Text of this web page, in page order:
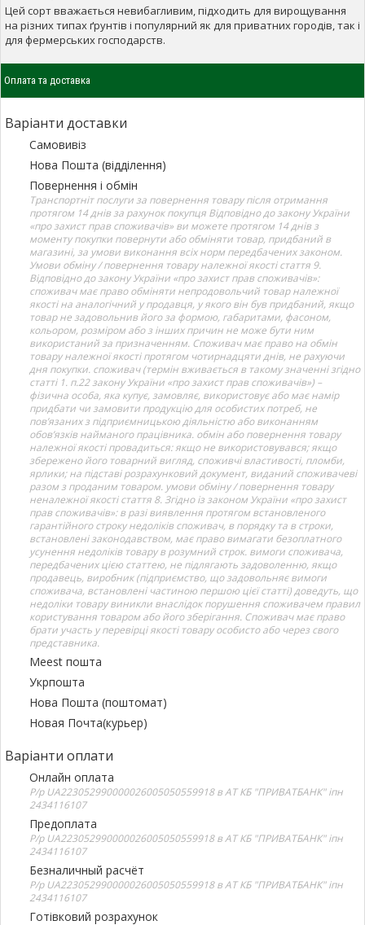
Цей сорт вважається невибагливим, підходить для вирощування
на різних типах ґрунтів і популярний як для приватних городів, так і
для фермерських господарств.
Оплата та доставка
Варіанти доставки
Самовивіз
Нова Пошта (відділення)
Повернення і обмін
Транспортніт послуги за повернення товару після отримання
протягом 14 днів за рахунок покупця Відповідно до закону України
«про захист прав споживачів» ви можете протягом 14 днів з
моменту покупки повернути або обміняти товар, придбаний в
магазині, за умови виконання всіх норм передбачених законом.
Умови обміну / повернення товару належної якості стаття 9.
Відповідно до закону України «про захист прав споживачів»:
споживач має право обміняти непродовольчий товар належної
якості на аналогічний у продавця, у якого він був придбаний, якщо
товар не задовольнив його за формою, габаритами, фасоном,
кольором, розміром або з інших причин не може бути ним
використаний за призначенням. Споживач має право на обмін
товару належної якості протягом чотирнадцяти днів, не рахуючи
дня покупки. споживач (термін вживається в такому значенні згідно
статті 1. п.22 закону України «про захист прав споживачів») –
фізична особа, яка купує, замовляє, використовує або має намір
придбати чи замовити продукцію для особистих потреб, не
пов’язаних з підприємницькою діяльністю або виконанням
обов’язків найманого працівника. обмін або повернення товару
належної якості провадиться: якщо не використовувався; якщо
збережено його товарний вигляд, споживчі властивості, пломби,
ярлики; на підставі розрахунковий документ, виданий споживачеві
разом з проданим товаром. умови обміну / повернення товару
неналежної якості стаття 8. Згідно із законом України «про захист
прав споживачів»: в разі виявлення протягом встановленого
гарантійного строку недоліків споживач, в порядку та в строки,
встановлені законодавством, має право вимагати безоплатного
усунення недоліків товару в розумний строк. вимоги споживача,
передбачених цією статтею, не підлягають задоволенню, якщо
продавець, виробник (підприємство, що задовольняє вимоги
споживача, встановлені частиною першою цієї статті) доведуть, що
недоліки товару виникли внаслідок порушення споживачем правил
користування товаром або його зберігання. Споживач має право
брати участь у перевірці якості товару особисто або через свого
представника.
Meest пошта
Укрпошта
Нова Пошта (поштомат)
Новая Почта(курьер)
Варіанти оплати
Онлайн оплата
Р/р UA223052990000026005050559918 в АТ КБ "ПРИВАТБАНК" іпн
2434116107
Предоплата
Р/р UA223052990000026005050559918 в АТ КБ "ПРИВАТБАНК" іпн
2434116107
Безналичный расчёт
Р/р UA223052990000026005050559918 в АТ КБ "ПРИВАТБАНК" іпн
2434116107
Готівковий розрахунок